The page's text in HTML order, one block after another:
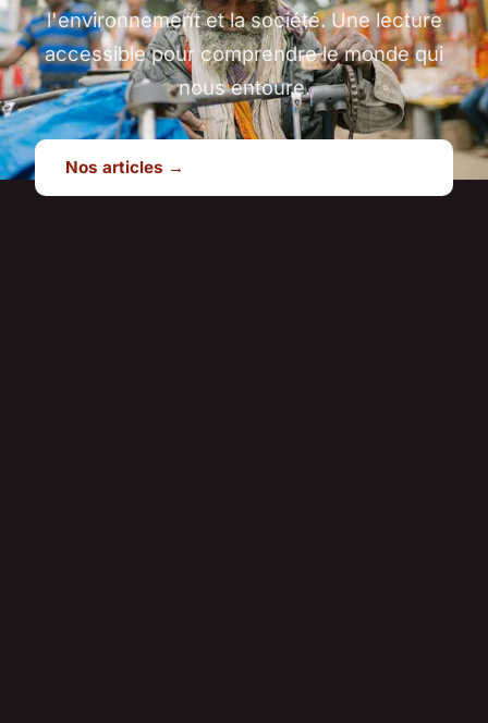
l'environnement et la société. Une lecture
accessible pour comprendre le monde qui
nous entoure.
Nos articles →